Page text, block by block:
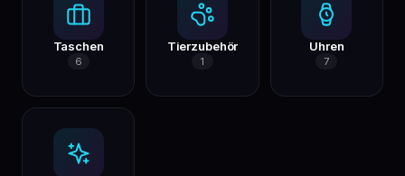
Taschen
6
Tierzubehör
1
Uhren
7